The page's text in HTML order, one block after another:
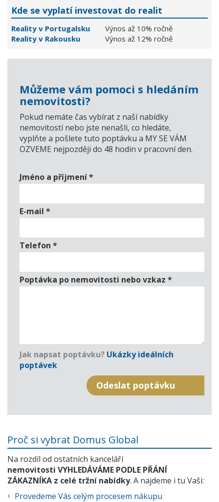
Kde se vyplatí investovat do realit
Reality v Portugalsku
Výnos až 10% ročně
Reality v Rakousku
Výnos až 12% ročně
Můžeme vám pomoci s hledáním
nemovitosti?
Pokud nemáte čas vybírat z naší nabídky
nemovitostí nebo jste nenašli, co hledáte,
vyplňte a pošlete tuto poptávku a MY SE VÁM
OZVEME nejpozději do 48 hodin v pracovní den.
Jméno a příjmení*
E-mail *
Telefon *
Poptávka po nemovitosti nebo vzkaz *
Jak napsat poptávku? Ukázky ideálních
poptávek
Proč si vybrat Domus Global
Na rozdíl od ostatních kanceláří
nemovitosti VYHLEDÁVÁME PODLE PŘÁNÍ
ZÁKAZNÍKA z celé tržní nabídky. A najdeme i tu Vaši:
Provedeme Vás celým procesem nákupu